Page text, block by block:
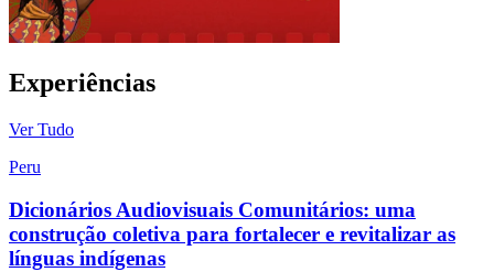
Experiências
Ver Tudo
Peru
Dicionários Audiovisuais Comunitários: uma
construção coletiva para fortalecer e revitalizar as
línguas indígenas